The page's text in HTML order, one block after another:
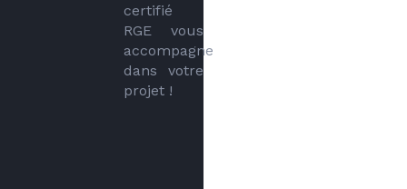
certifié
RGE vous
accompagne
dans votre
projet !